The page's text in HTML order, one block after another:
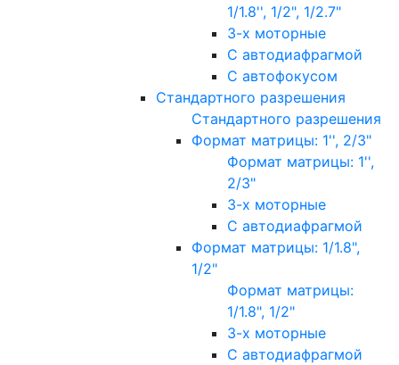
1/1.8'', 1/2", 1/2.7"
3-х моторные
С автодиафрагмой
С автофокусом
Стандартного разрешения
Стандартного разрешения
Формат матрицы: 1'', 2/3"
Формат матрицы: 1'',
2/3"
3-х моторные
С автодиафрагмой
Формат матрицы: 1/1.8",
1/2"
Формат матрицы:
1/1.8", 1/2"
3-х моторные
С автодиафрагмой